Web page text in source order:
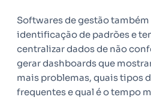
Softwares de gestão
identificação de padrões e
centralizar dados de não
gerar dashboards que
mais problemas, quais tipos
frequentes e qual é o tempo